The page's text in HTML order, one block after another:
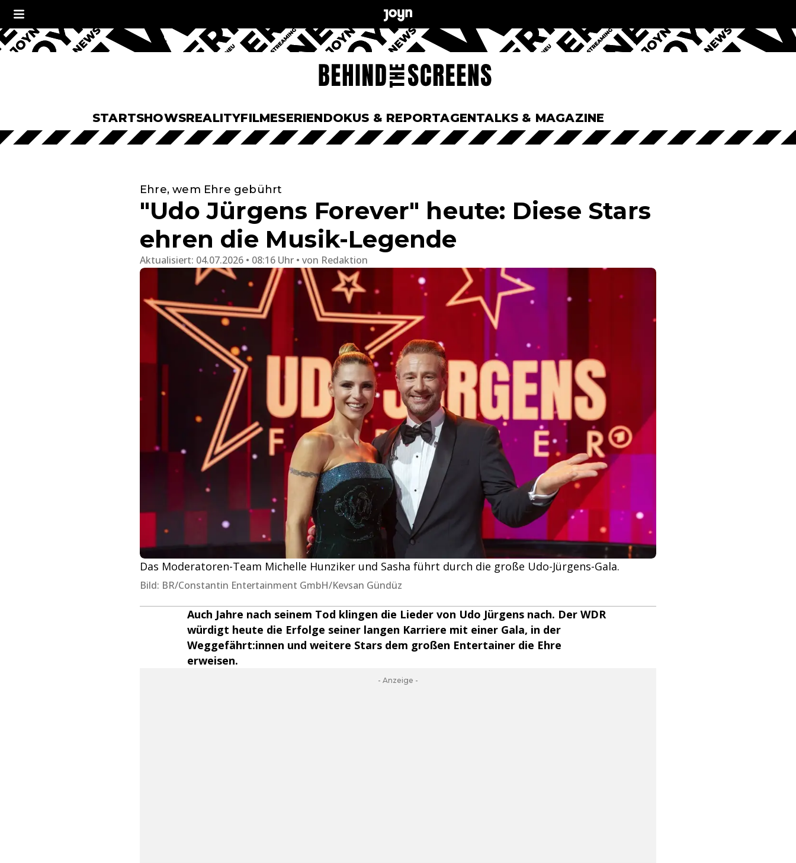
STARTSHOWSREALITYFILMESERIENDOKUS & REPORTAGENTALKS & MAGAZINE
Ehre, wem Ehre gebührt
"Udo Jürgens Forever" heute: Diese Stars
ehren die Musik-Legende
Aktualisiert: 04.07.2026 • 08:16 Uhr von Redaktion
Das Moderatoren-Team Michelle Hunziker und Sasha führt durch die große Udo-Jürgens-Gala.
Bild: BR/Constantin Entertainment GmbH/Kevsan Gündüz
Auch Jahre nach seinem Tod klingen die Lieder von Udo Jürgens nach. Der WDR
würdigt heute die Erfolge seiner langen Karriere mit einer Gala, in der
Weggefährt:innen und weitere Stars dem großen Entertainer die Ehre
erweisen.
- Anzeige -